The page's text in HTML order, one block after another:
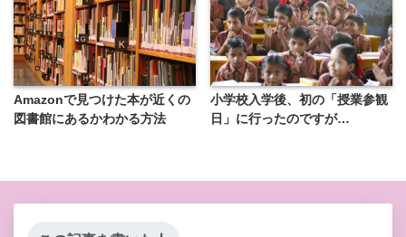
Amazonで見つけた本が近くの
図書館にあるかわかる方法
小学校入学後、初の「授業参観
日」に行ったのですが…